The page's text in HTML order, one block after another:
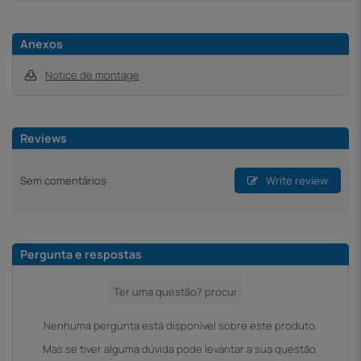
Anexos
Notice de montage
Reviews
Sem comentários Write review
Pergunta e respostas
Nenhuma pergunta está disponível sobre este produto.
Mas se tiver alguma dúvida pode levantar a sua questão.